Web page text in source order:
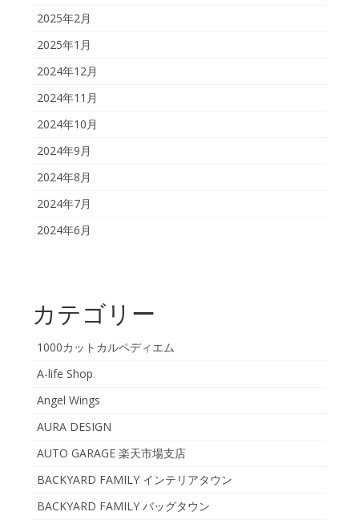
2025年2月
2025年1月
2024年12月
2024年11月
2024年10月
2024年9月
2024年8月
2024年7月
2024年6月
カテゴリー
1000カットカルペディエム
A-life Shop
Angel Wings
AURA DESIGN
AUTO GARAGE 楽天市場支店
BACKYARD FAMILY インテリアタウン
BACKYARD FAMILY バッグタウン